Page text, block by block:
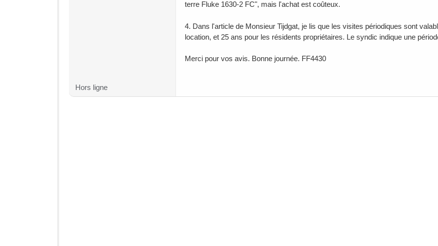
terre Fluke 1630-2 FC", mais l'achat est coûteux.
4. Dans l'article de Monsieur Tijdgat, je lis que les visites périodiques sont
location, et 25 ans pour les résidents propriétaires. Le syndic indique une
Merci pour vos avis. Bonne journée. FF4430
Hors ligne